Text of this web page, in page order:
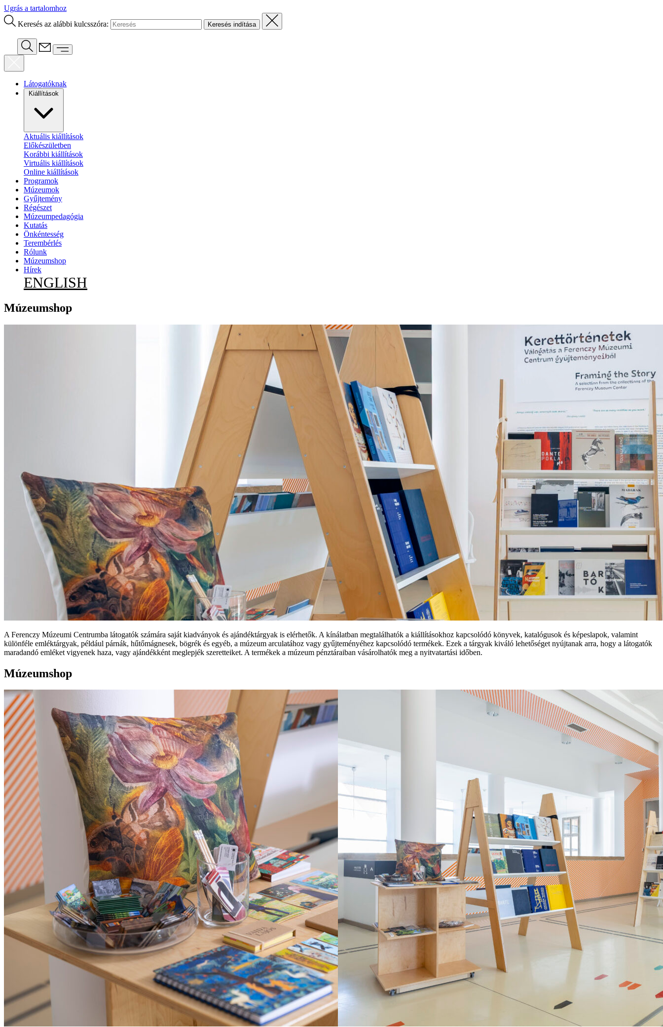
Ugrás a tartalomhoz
Keresés az alábbi kulcsszóra:
Látogatóknak
Kiállítások
Aktuális kiállítások
Előkészületben
Korábbi kiállítások
Virtuális kiállítások
Online kiállítások
Programok
Múzeumok
Gyűjtemény
Régészet
Múzeumpedagógia
Kutatás
Önkéntesség
Terembérlés
Rólunk
Múzeumshop
Hírek
ENGLISH
Múzeumshop
A Ferenczy Múzeumi Centrumba látogatók számára saját kiadványok és ajándéktárgyak is elérhetők. A kínálatban megtalálhatók a kiállításokhoz kapcsolódó könyvek, katalógusok és képeslapok, valamint
különféle emléktárgyak, például párnák, hűtőmágnesek, bögrék és egyéb, a múzeum arculatához vagy gyűjteményéhez kapcsolódó termékek. Ezek a tárgyak kiváló lehetőséget nyújtanak arra, hogy a látogatók
maradandó emléket vigyenek haza, vagy ajándékként meglepjék szeretteiket. A termékek a múzeum pénztáraiban vásárolhatók meg a nyitvatartási időben.
Múzeumshop